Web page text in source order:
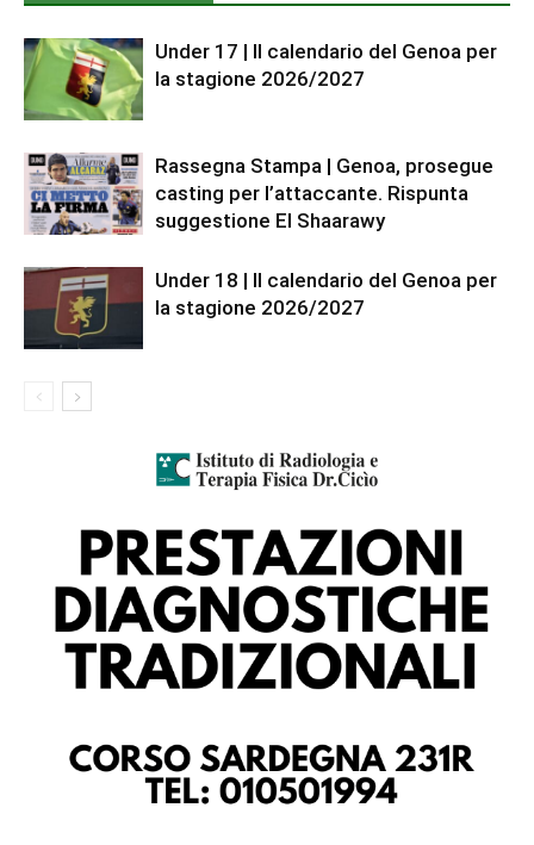
Under 17 | Il calendario del Genoa per
la stagione 2026/2027
Rassegna Stampa | Genoa, prosegue
casting per l’attaccante. Rispunta
suggestione El Shaarawy
Under 18 | Il calendario del Genoa per
la stagione 2026/2027